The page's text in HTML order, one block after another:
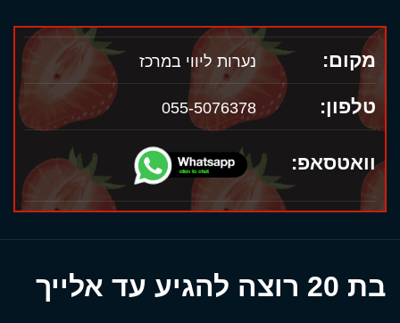
מקום: נערות ליווי במרכז
טלפון: 055-5076378
וואטסאפ:
בת 20 רוצה להגיע עד אלייך